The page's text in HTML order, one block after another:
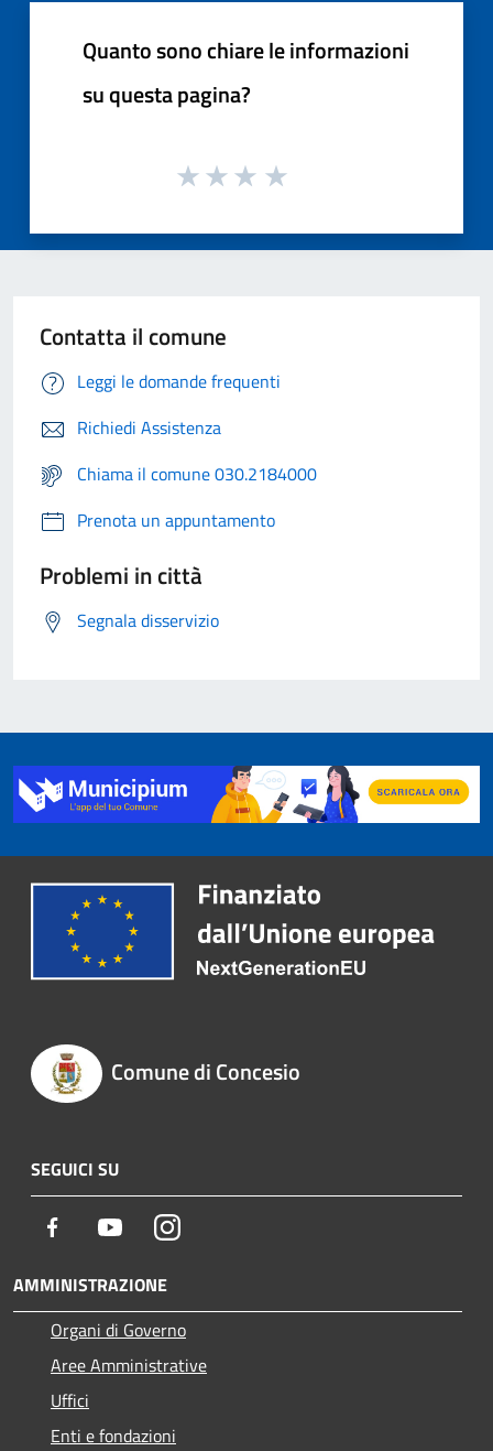
Quanto sono chiare le informazioni
su questa pagina?
Contatta il comune
Leggi le domande frequenti
Richiedi Assistenza
Chiama il comune 030.2184000
Prenota un appuntamento
Problemi in città
Segnala disservizio
Comune di Concesio
SEGUICI SU
Facebook YoutubeInstagram
AMMINISTRAZIONE
Organi di Governo
Aree Amministrative
Uffici
Enti e fondazioni